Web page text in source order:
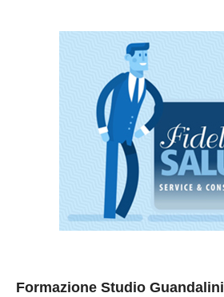
Formazione Studio Guandalini